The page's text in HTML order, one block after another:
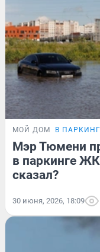
МОЙ ДОМ В
Мэр Тюмени
в паркинге
сказал?
30 июня, 2026, 18:09